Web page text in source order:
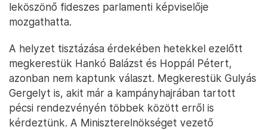
leköszönő fideszes parlamenti képviselője
mozgathatta.
A helyzet tisztázása érdekében hetekkel ezelőtt
megkerestük Hankó Balázst és Hoppál Pétert,
azonban nem kaptunk választ. Megkerestük Gulyás
Gergelyt is, akit már a kampányhajrában tartott
pécsi rendezvényén többek között erről is
kérdeztünk. A Miniszterelnökséget vezető